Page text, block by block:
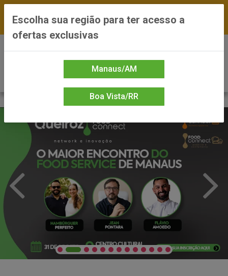
*Preços exclusivos do site — Entrega em até 24h
Escolha sua região para ter acesso a
ofertas exclusivas
Manaus/AM
Boa Vista/RR